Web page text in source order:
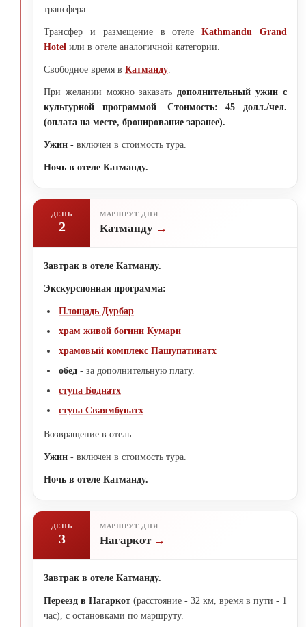
трансфера.
Трансфер и размещение в отелеKathmandu Grand
Hotel или в отеле аналогичной категории.
Свободное время в Катманду
При желании можно заказать дополнительный ужин с
культурной программой. Стоимость: 45 долл./чел.
(оплата на месте, бронирование заранее).
Ужин - включен в стоимость тура.
Ночь в отеле Катманду.
ДЕНЬ
2
МАРШРУТ ДНЯ
Катманду
Завтрак в отеле Катманду.
Экскурсионная программа:
Площадь Дурбар
храм живой богини Кумари
храмовый комплекс Пашупатинатх
обед - за дополнительную плату.
ступа Боднатх
ступа Сваямбунатх
Возвращение в отель.
Ужин - включен в стоимость тура.
Ночь в отеле Катманду.
ДЕНЬ
3
МАРШРУТ ДНЯ
Нагаркот
Завтрак в отеле Катманду.
Переезд в Нагаркот (расстояние - 32 км, время в пути - 1
час), с остановками по маршруту.